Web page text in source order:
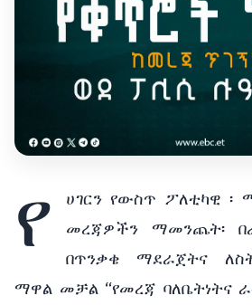
የ
ሀገርን የውስጥ ፖለቲካዊ ፡
መረጃዎችን ማመንጨት፡
በጥንቃቄ ማደራጀትና
ማዋል መቻል “የመረጃ ባለቤትነትና